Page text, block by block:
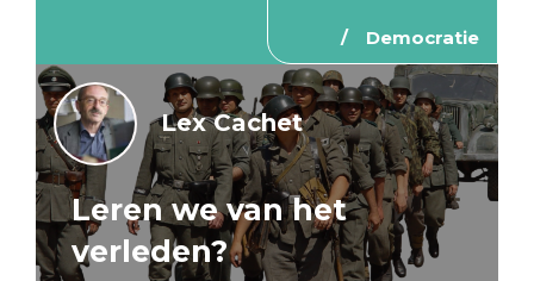
Democratie
Lex Cachet
Leren we van het
verleden?